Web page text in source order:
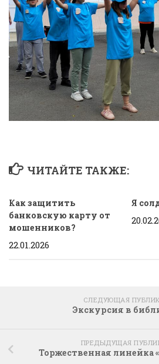
ЧИТАЙТЕ ТАКЖЕ:
Как защитить
банковскую карту от
мошенников?
22.01.2026
Я
СЛЕДУЮЩАЯ
Экскурсия в
ПРЕДЫДУЩАЯ
Торжественная линейка